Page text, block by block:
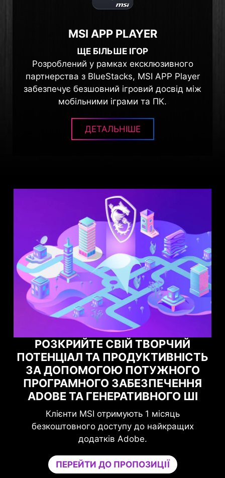
MSI APP PLAYER
ЩЕ БІЛЬШЕ ІГОР
Розроблений у рамках ексклюзивного
партнерства з BlueStacks, MSI APP Player
забезпечує безшовний ігровий досвід між
мобільними іграми та ПК.
ДЕТАЛЬНІШЕ
ШІ
МАКСИМІЗУЙТЕ СВОЮ
ПРОДУКТИВНІСТЬ ЗА
ДОПОМОГОЮ NORTON GAME
OPTIMIZER
Підвищіть свій захист без шкоди для
Game Optimizer виділяє потужність
необхідну для оптимальної
вашій грі, ізолюючи несуттєві програми
окреме ядро ЦП. Підвищуйте